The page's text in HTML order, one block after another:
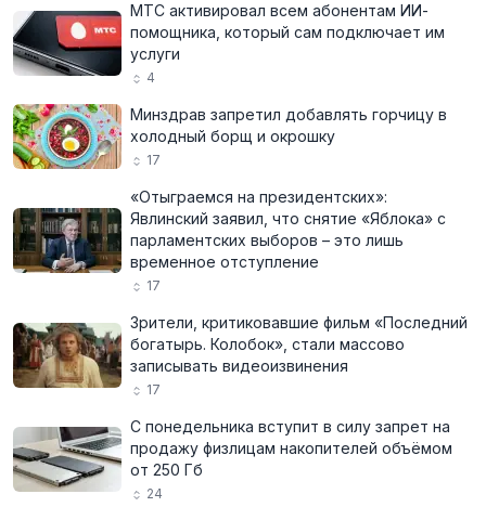
МТС активировал всем абонентам ИИ-
помощника, который сам подключает им
услуги
4
Минздрав запретил добавлять горчицу в
холодный борщ и окрошку
17
«Отыграемся на президентских»:
Явлинский заявил, что снятие «Яблока» с
парламентских выборов – это лишь
временное отступление
17
Зрители, критиковавшие фильм «Последний
богатырь. Колобок», стали массово
записывать видеоизвинения
17
С понедельника вступит в силу запрет на
продажу физлицам накопителей объёмом
от 250 Гб
24